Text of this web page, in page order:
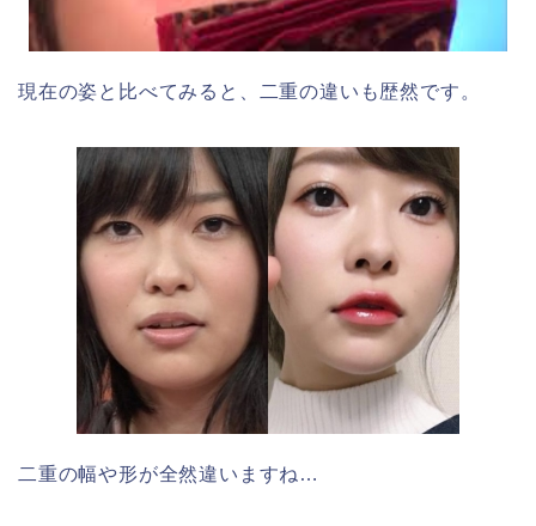
現在の姿と比べてみると、二重の違いも歴然です。
二重の幅や形が全然違いますね…